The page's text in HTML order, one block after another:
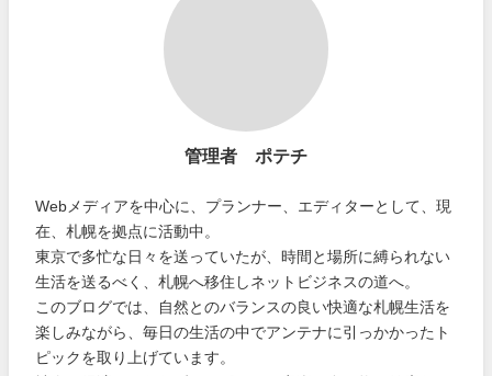
管理者 ポテチ
Webメディアを中心に、プランナー、エディターとして、現
在、札幌を拠点に活動中。
東京で多忙な日々を送っていたが、時間と場所に縛られない
生活を送るべく、札幌へ移住しネットビジネスの道へ。
このブログでは、自然とのバランスの良い快適な札幌生活を
楽しみながら、毎日の生活の中でアンテナに引っかかったト
ピックを取り上げています。